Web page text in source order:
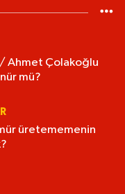
Ahmet Çolakoğlu
mü?
üretememenin